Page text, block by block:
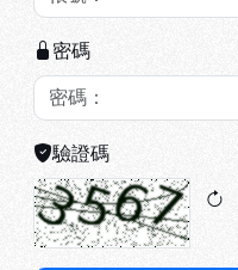
密碼
驗證碼